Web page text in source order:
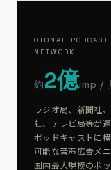
OTONAL PODCAST
NETWORK
約2億imp /
ラジオ局、新聞社
社、テレビ局等が
ポッドキャストに
可能な音声広告メニ
国内最大規模のポ